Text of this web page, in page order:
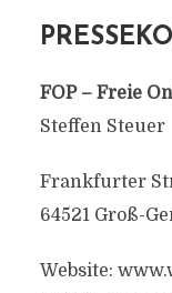
FOP – Freie
Steffen Steuer
Frankfurter
64521 Groß-
Website: